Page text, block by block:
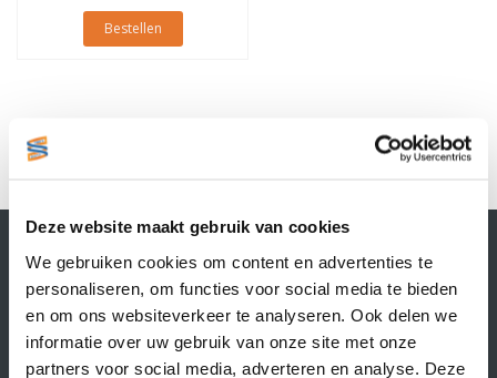
Deze website maakt gebruik van cookies
We gebruiken cookies om content en advertenties te
personaliseren, om functies voor social media te bieden
en om ons websiteverkeer te analyseren. Ook delen we
informatie over uw gebruik van onze site met onze
partners voor social media, adverteren en analyse. Deze
Bestellen
1
Contactgegevens
Supply Service B.V.
Nijverheidsstraat 25-K
3861 RJ Nijkerk
info@supplyservice.nl
+31 33 468 13 42